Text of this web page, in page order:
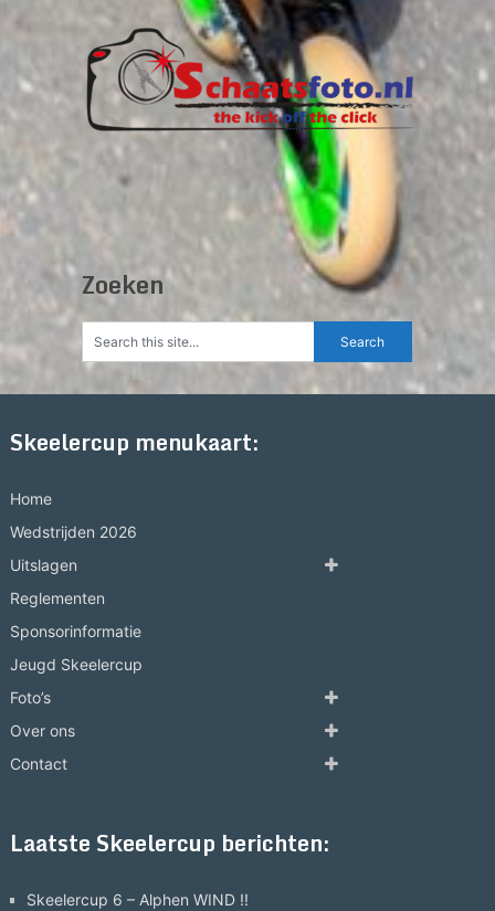
Zoeken
Skeelercup menukaart:
Home
Wedstrijden 2026
Uitslagen
Reglementen
Sponsorinformatie
Jeugd Skeelercup
Foto’s
Over ons
Contact
Laatste Skeelercup berichten:
Skeelercup 6 – Alphen WIND !!